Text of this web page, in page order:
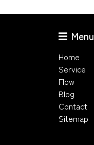
Menu
Home
Service
Flow
Blog
Contact
Sitemap